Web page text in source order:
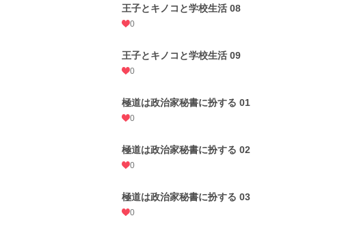
王子とキノコと学校生活 08
0
王子とキノコと学校生活 09
0
極道は政治家秘書に扮する 01
0
極道は政治家秘書に扮する 02
0
極道は政治家秘書に扮する 03
0